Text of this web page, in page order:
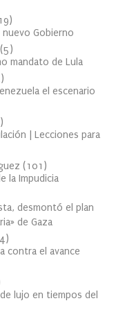
)
Gobierno
(5)
mandato de Lula
)
el escenario
)
| Lecciones para
(101 )
la Impudicia
desmontó el plan
de Gaza
)
contra el avance
lujo en tiempos del